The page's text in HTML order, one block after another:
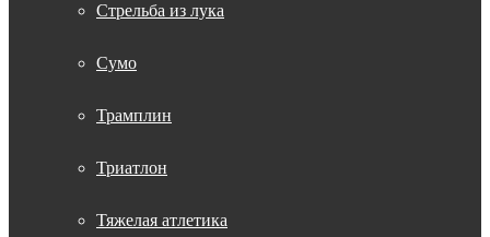
Стрельба из лука
Сумо
Трамплин
Триатлон
Тяжелая атлетика